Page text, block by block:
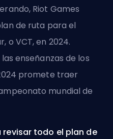
Riot Games
de ruta para el
o VCT, en 2024.
enseñanzas de los
promete traer
mundial de
todo el plan de